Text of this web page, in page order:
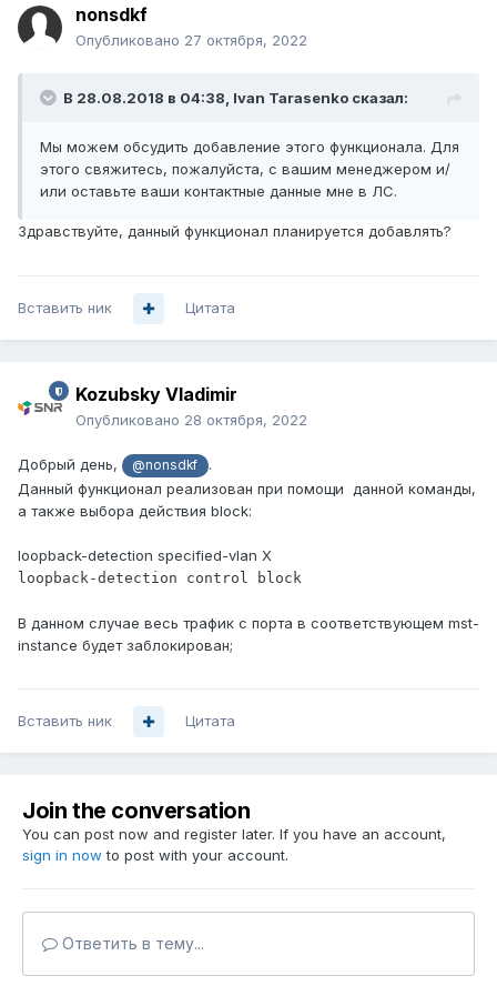
nonsdkf
Опубликовано 27 октября, 2022
В 28.08.2018 в 04:38, Ivan Tarasenko сказал:
Мы можем обсудить добавление этого функционала. Для
этого свяжитесь, пожалуйста, с вашим менеджером и/
или оставьте ваши контактные данные мне в ЛС.
Здравствуйте, данный функционал планируется добавлять?
Вставить ник Цитата
Kozubsky Vladimir
Опубликовано 28 октября, 2022
Добрый день, @nonsdkf
.
Данный функционал реализован при помощи данной команды,
а также выбора действия block:
loopback-detection specified-vlan X
loopback-detection control block
В данном случае весь трафик с порта в соответствующем mst-
instance будет заблокирован;
Вставить ник Цитата
Join the conversation
You can post now and register later. If you have an account,
sign in now to post with your account.
Ответить в тему...